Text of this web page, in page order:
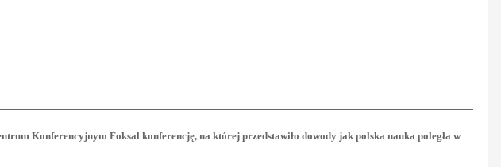
Konferencyjnym Foksal konferencję, na której przedstawiło dowody jak polska nauka poległa w